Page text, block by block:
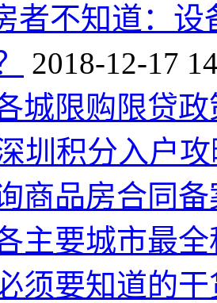
者不知道：
2018-12-17
城限购限贷
圳积分入户
商品房合同备
主要城市最
须要知道的干